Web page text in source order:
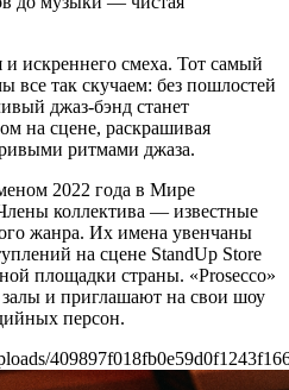
искреннего смеха. Тот самый
так скучаем: без пошлостей
джаз-бэнд станет
на сцене, раскрашивая
ритмами джаза.
2022 года в Мире
коллектива — известные
жанра. Их имена увенчаны
на сцене StandUp Store
площадки страны. «Prosecco»
и приглашают на свои шоу
персон.